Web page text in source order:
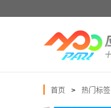
首页 > 热门标签